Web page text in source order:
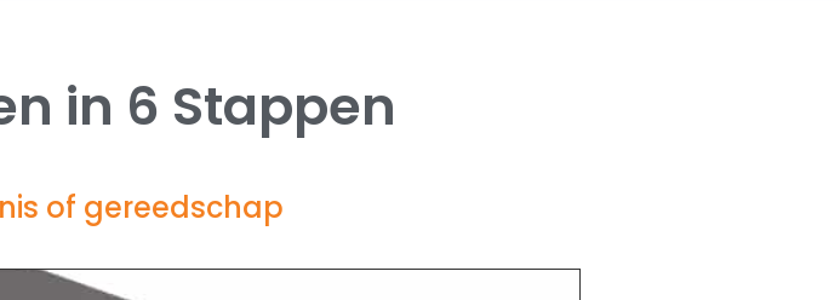
in 6 Stappen
of gereedschap